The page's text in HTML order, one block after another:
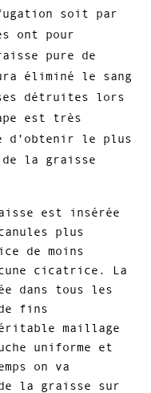
soit par
ont pour
pure de
éliminé le sang
détruites lors
est très
d’obtenir le plus
la graisse
est insérée
plus
de moins
cicatrice. La
dans tous les
fins
maillage
uniforme et
on va
la graisse sur